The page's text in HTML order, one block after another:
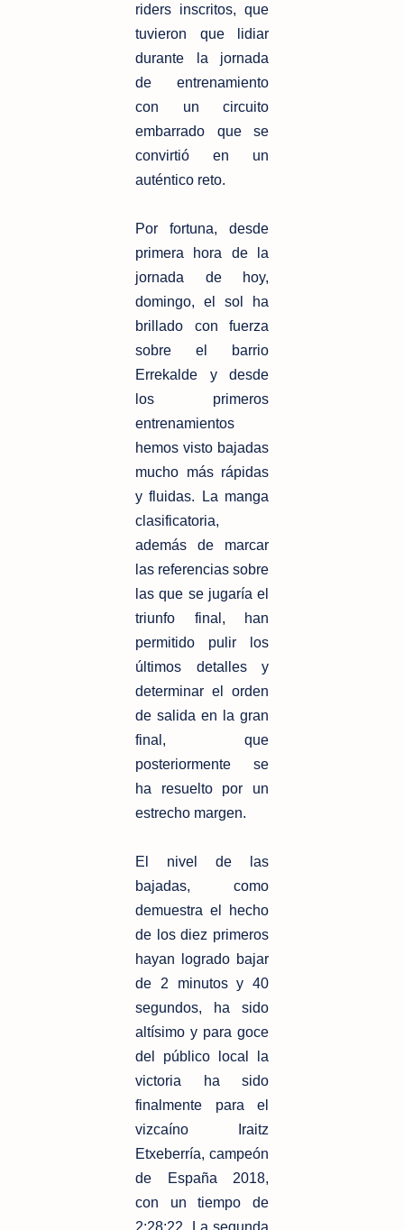
riders inscritos, que
tuvieron que lidiar
durante la jornada
de entrenamiento
con un circuito
embarrado que se
convirtió en un
auténtico reto.
Por fortuna, desde
primera hora de la
jornada de hoy,
domingo, el sol ha
brillado con fuerza
sobre el barrio
Errekalde y desde
los primeros
entrenamientos
hemos visto bajadas
mucho más rápidas
y fluidas. La manga
clasificatoria,
además de marcar
las referencias sobre
las que se jugaría el
triunfo final, han
permitido pulir los
últimos detalles y
determinar el orden
de salida en la gran
final, que
posteriormente se
ha resuelto por un
estrecho margen.
El nivel de las
bajadas, como
demuestra el hecho
de los diez primeros
hayan logrado bajar
de 2 minutos y 40
segundos, ha sido
altísimo y para goce
del público local la
victoria ha sido
finalmente para el
vizcaíno Iraitz
Etxeberría, campeón
de España 2018,
con un tiempo de
2:28:22. La segunda